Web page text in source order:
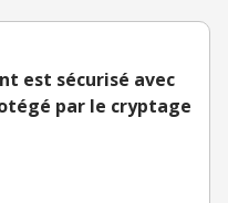
est sécurisé avec
par le cryptage